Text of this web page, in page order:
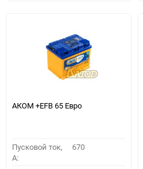
АКОМ +EFB 65 Евро
Пусковой ток,
A:
670